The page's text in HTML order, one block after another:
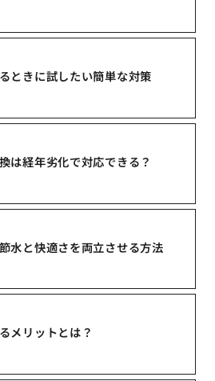
ときに試したい簡単な対策
は経年劣化で対応できる？
水と快適さを両立させる方法
メリットとは？